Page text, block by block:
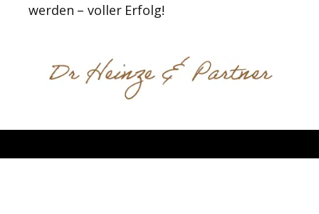
werden – voller Erfolg!